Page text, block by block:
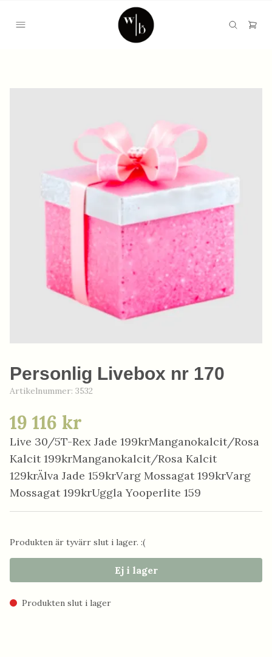
Personlig Livebox nr 170
Artikelnummer: 3532
19 116 kr
Live 30/5T-Rex Jade 199krManganokalcit/Rosa
Kalcit 199krManganokalcit/Rosa Kalcit
129krÄlva Jade 159krVarg Mossagat 199krVarg
Mossagat 199krUggla Yooperlite 159
Produkten är tyvärr slut i lager. :(
Ej i lager
Produkten slut i lager